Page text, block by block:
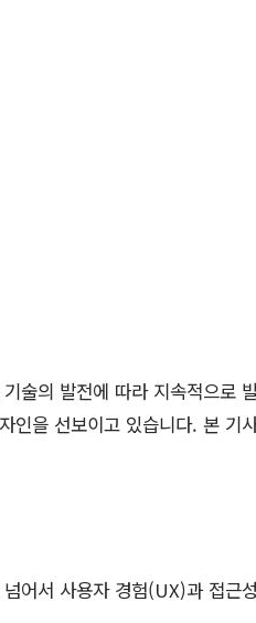
술의 발전에 따라 지속적으로
인을 선보이고 있습니다. 본 기
어서 사용자 경험(UX)과 접근